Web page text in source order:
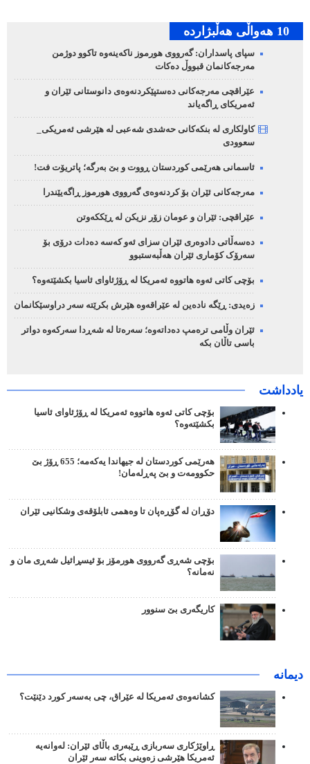
10 هه‌واڵی هه‌ڵبژارده‌
سپای پاسداران: گەرووی هورموز ناکەینەوە تاکوو دوژمن
مەرجەکانمان قبووڵ دەکات
عێراقچی مەرجەکانی دەستپێکردنەوەی دانوستانی ئێران و
ئەمریکای ڕاگەیاند
کاولکاری لە بنکەکانی حەشدی شەعبی لە هێرشی ئەمریکی_
سعوودی
ئاسمانی هەرێمی کوردستان ڕووت و بێ بەرگە؛ پاتریۆت فت!
مەرجەکانی ئێران بۆ کردنەوەی گەرووی هورموز ڕاگەیێندرا
عێراقچی: ئێران و عومان زۆر نزیکن لە ڕێککەوتن
دەسەڵاتی دادوەری ئێران سزای ئەو کەسە دەدات درۆی بۆ
سەرۆک کۆماری ئێران هەڵبەستبوو
بۆچی کاتی ئەوە هاتووە ئەمریکا لە ڕۆژئاوای ئاسیا بکشێتەوە؟
زەیدی: ڕێگە نادەین لە عێراقەوە هێرش بکرێتە سەر دراوسێکانمان
ئێران وڵامی ترەمپ دەداتەوە؛ سەرەتا لە شەڕدا سەرکەوە دواتر
باسی تاڵان بکە
یادداشت
بۆچی کاتی ئەوە هاتووە ئەمریکا لە ڕۆژئاوای ئاسیا
بکشێتەوە؟
هەرێمی کوردستان لە جیهاندا یەکەمە؛ 655 ڕۆژ بێ
حکوومەت و بێ پەڕلەمان!
دۆڕان لە گۆڕەپان تا وەهمی ئابلۆقەی وشکانیی ئێران
بۆچی شەڕی گەرووی هورمۆز بۆ ئیسڕائیل شەڕی مان و
نەمانە؟
کاریگەری بێ سنوور
دیمانە
کشانەوەی ئەمریکا لە عێراق، چی بەسەر کورد دێنێت؟
ڕاوێژکاری سەربازی ڕێبەری باڵای ئێران: لەوانەیە
ئەمریکا هێرشی زەوینی بکاتە سەر ئێران